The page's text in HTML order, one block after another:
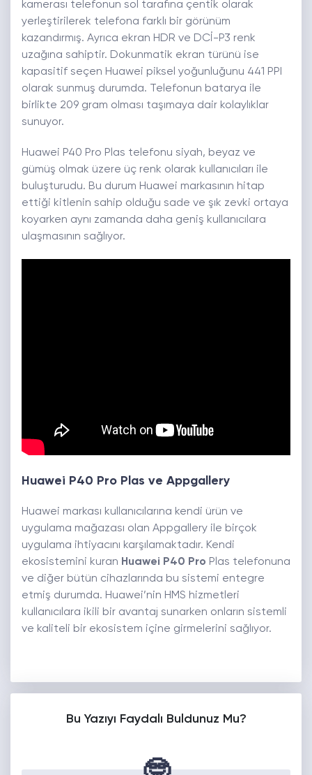
kamerası telefonun sol tarafına çentik olarak
yerleştirilerek telefona farklı bir görünüm
kazandırmış. Ayrıca ekran HDR ve DCİ-P3 renk
uzağına sahiptir. Dokunmatik ekran türünü ise
kapasitif seçen Huawei piksel yoğunluğunu 441 PPI
olarak sunmuş durumda. Telefonun batarya ile
birlikte 209 gram olması taşımaya dair kolaylıklar
sunuyor.
Huawei P40 Pro Plas telefonu siyah, beyaz ve
gümüş olmak üzere üç renk olarak kullanıcıları ile
buluşturudu. Bu durum Huawei markasının hitap
ettiği kitlenin sahip olduğu sade ve şık zevki ortaya
koyarken aynı zamanda daha geniş kullanıcılara
ulaşmasının sağlıyor.
Huawei P40 Pro Plas ve Appgallery
Huawei markası kullanıcılarına kendi ürün ve
uygulama mağazası olan Appgallery ile birçok
uygulama ihtiyacını karşılamaktadır. Kendi
ekosistemini kuran Huawei P40 Pro Plas telefonuna
ve diğer bütün cihazlarında bu sistemi entegre
etmiş durumda. Huawei’nin HMS hizmetleri
kullanıcılara ikili bir avantaj sunarken onların sistemli
ve kaliteli bir ekosistem içine girmelerini sağlıyor.
Bu Yazıyı Faydalı Buldunuz Mu?